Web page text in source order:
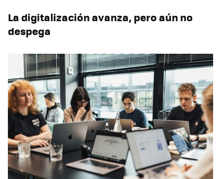
La digitalización avanza, pero aún no
despega